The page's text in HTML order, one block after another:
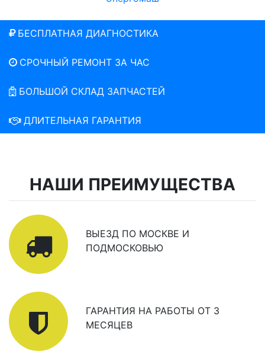
БЕСПЛАТНАЯ ДИАГНОСТИКА
СРОЧНЫЙ РЕМОНТ ЗА ЧАС
БОЛЬШОЙ СКЛАД ЗАПЧАСТЕЙ
ДЛИТЕЛЬНАЯ ГАРАНТИЯ
НАШИ ПРЕИМУЩЕСТВА
ВЫЕЗД ПО МОСКВЕ И
ПОДМОСКОВЬЮ
ГАРАНТИЯ НА РАБОТЫ ОТ 3
МЕСЯЦЕВ